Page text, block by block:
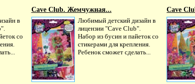
в
со
Cave Club. Жемчужная...
Любимый детский дизайн в
лицензии "Cave Club".
Набор из бусин и пайеток со
стикерами для крепления.
Ребенок сможет сделать...
Cave